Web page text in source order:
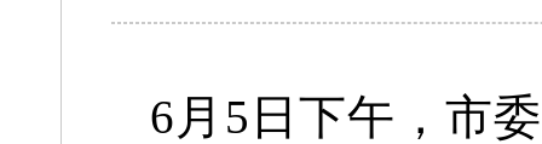
6月5日下午， 市